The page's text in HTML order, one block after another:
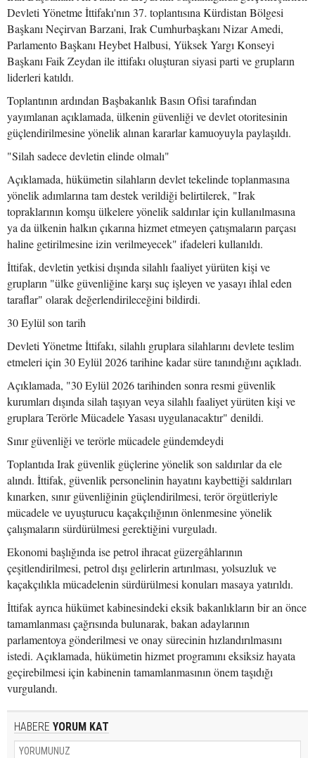
Devleti Yönetme İttifakı'nın 37. toplantısına Kürdistan Bölgesi
Başkanı Neçirvan Barzani, Irak Cumhurbaşkanı Nizar Amedi,
Parlamento Başkanı Heybet Halbusi, Yüksek Yargı Konseyi
Başkanı Faik Zeydan ile ittifakı oluşturan siyasi parti ve grupların
liderleri katıldı.
Toplantının ardından Başbakanlık Basın Ofisi tarafından
yayımlanan açıklamada, ülkenin güvenliği ve devlet otoritesinin
güçlendirilmesine yönelik alınan kararlar kamuoyuyla paylaşıldı.
"Silah sadece devletin elinde olmalı"
Açıklamada, hükümetin silahların devlet tekelinde toplanmasına
yönelik adımlarına tam destek verildiği belirtilerek, "Irak
topraklarının komşu ülkelere yönelik saldırılar için kullanılmasına
ya da ülkenin halkın çıkarına hizmet etmeyen çatışmaların parçası
haline getirilmesine izin verilmeyecek" ifadeleri kullanıldı.
İttifak, devletin yetkisi dışında silahlı faaliyet yürüten kişi ve
grupların "ülke güvenliğine karşı suç işleyen ve yasayı ihlal eden
taraflar" olarak değerlendirileceğini bildirdi.
30 Eylül son tarih
Devleti Yönetme İttifakı, silahlı gruplara silahlarını devlete teslim
etmeleri için 30 Eylül 2026 tarihine kadar süre tanındığını açıkladı.
Açıklamada, "30 Eylül 2026 tarihinden sonra resmi güvenlik
kurumları dışında silah taşıyan veya silahlı faaliyet yürüten kişi ve
gruplara Terörle Mücadele Yasası uygulanacaktır" denildi.
Sınır güvenliği ve terörle mücadele gündemdeydi
Toplantıda Irak güvenlik güçlerine yönelik son saldırılar da ele
alındı. İttifak, güvenlik personelinin hayatını kaybettiği saldırıları
kınarken, sınır güvenliğinin güçlendirilmesi, terör örgütleriyle
mücadele ve uyuşturucu kaçakçılığının önlenmesine yönelik
çalışmaların sürdürülmesi gerektiğini vurguladı.
Ekonomi başlığında ise petrol ihracat güzergâhlarının
çeşitlendirilmesi, petrol dışı gelirlerin artırılması, yolsuzluk ve
kaçakçılıkla mücadelenin sürdürülmesi konuları masaya yatırıldı.
İttifak ayrıca hükümet kabinesindeki eksik bakanlıkların bir an önce
tamamlanması çağrısında bulunarak, bakan adaylarının
parlamentoya gönderilmesi ve onay sürecinin hızlandırılmasını
istedi. Açıklamada, hükümetin hizmet programını eksiksiz hayata
geçirebilmesi için kabinenin tamamlanmasının önem taşıdığı
vurgulandı.
HABERE YORUM KAT